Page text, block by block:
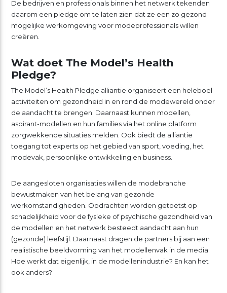
De bedrijven en professionals binnen het netwerk tekenden
daarom een pledge om te laten zien dat ze een zo gezond
mogelijke werkomgeving voor modeprofessionals willen
creëren.
Wat doet The Model’s Health
Pledge?
The Model’s Health Pledge alliantie organiseert een heleboel
activiteiten om gezondheid in en rond de modewereld onder
de aandacht te brengen. Daarnaast kunnen modellen,
aspirant-modellen en hun families via het online platform
zorgwekkende situaties melden. Ook biedt de alliantie
toegang tot experts op het gebied van sport, voeding, het
modevak, persoonlijke ontwikkeling en business.
De aangesloten organisaties willen de modebranche
bewustmaken van het belang van gezonde
werkomstandigheden. Opdrachten worden getoetst op
schadelijkheid voor de fysieke of psychische gezondheid van
de modellen en het netwerk besteedt aandacht aan hun
(gezonde) leefstijl. Daarnaast dragen de partners bij aan een
realistische beeldvorming van het modellenvak in de media.
Hoe werkt dat eigenlijk, in de modellenindustrie? En kan het
ook anders?